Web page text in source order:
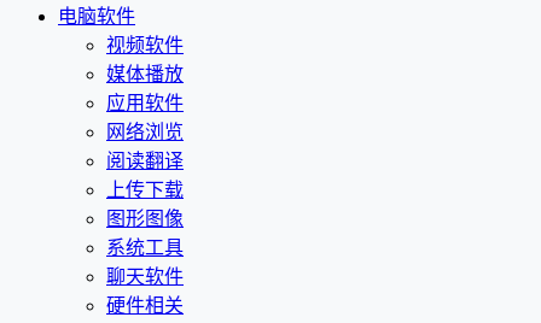
电脑软件
视频软件
媒体播放
应用软件
网络浏览
阅读翻译
上传下载
图形图像
系统工具
聊天软件
硬件相关